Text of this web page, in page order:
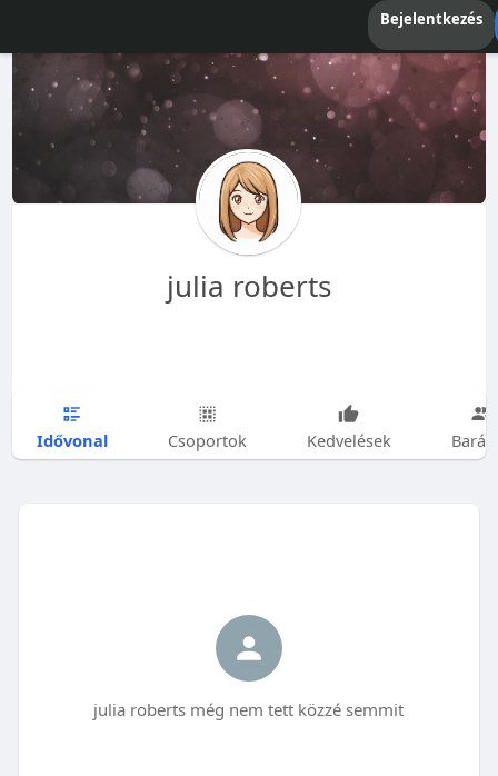
Bejelentkezés
julia roberts
Idővonal Csoportok Kedvelések
julia roberts még nem tett közzé semmit